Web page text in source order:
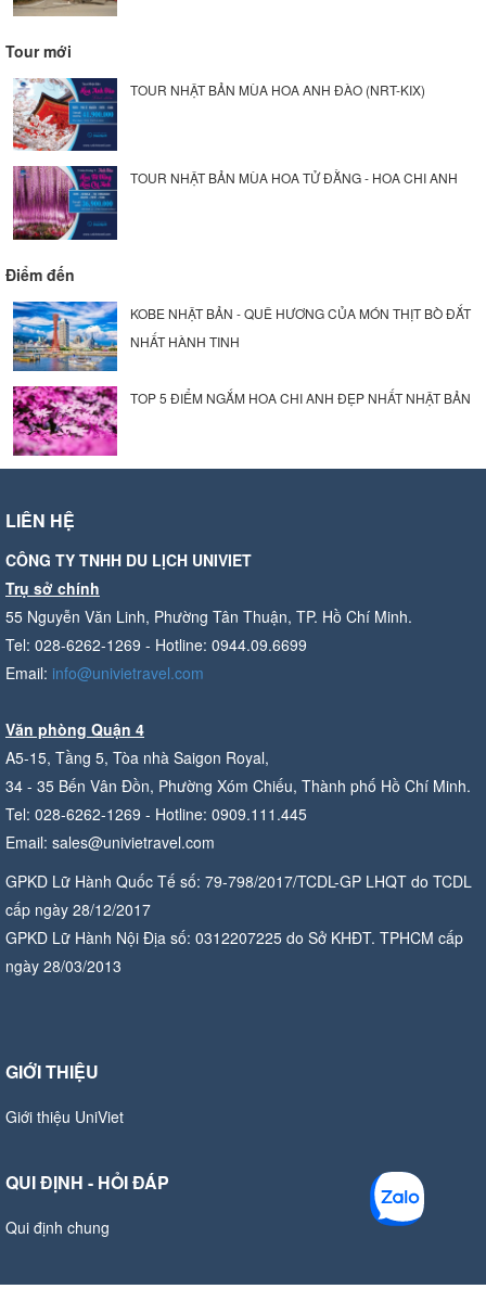
Tour mới
TOUR NHẬT BẢN MÙA HOA ANH ĐÀO (NRT-KIX)
TOUR NHẬT BẢN MÙA HOA TỬ ĐẰNG - HOA CHI ANH
Điểm đến
KOBE NHẬT BẢN - QUÊ HƯƠNG CỦA MÓN THỊT BÒ ĐẮT
NHẤT HÀNH TINH
TOP 5 ĐIỂM NGẮM HOA CHI ANH ĐẸP NHẤT NHẬT BẢN
LIÊN HỆ
CÔNG TY TNHH DU LỊCH UNIVIET
Trụ sở chính
55 Nguyễn Văn Linh, Phường Tân Thuận, TP. Hồ Chí Minh.
Tel: 028-6262-1269 - Hotline: 0944.09.6699
Email: info@univietravel.com
Văn phòng Quận 4
A5-15, Tầng 5, Tòa nhà Saigon Royal,
34 - 35 Bến Vân Đồn, Phường Xóm Chiếu, Thành phố Hồ Chí Minh.
Tel: 028-6262-1269 - Hotline: 0909.111.445
Email: sales@univietravel.com
GPKD Lữ Hành Quốc Tế số: 79-798/2017/TCDL-GP LHQT do TCDL
cấp ngày 28/12/2017
GPKD Lữ Hành Nội Địa số: 0312207225 do Sở KHĐT. TPHCM cấp
ngày 28/03/2013
GIỚI THIỆU
Giới thiệu UniViet
QUI ĐỊNH - HỎI ĐÁP
Qui định chung